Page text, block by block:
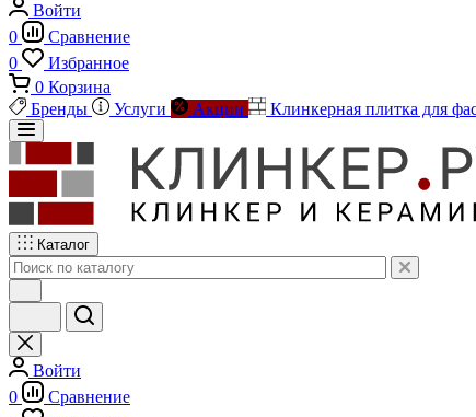
Войти
0
Сравнение
0
Избранное
0 Корзина
Бренды
Услуги Акции Клинкерная плитка для
Каталог
Войти
0
Сравнение